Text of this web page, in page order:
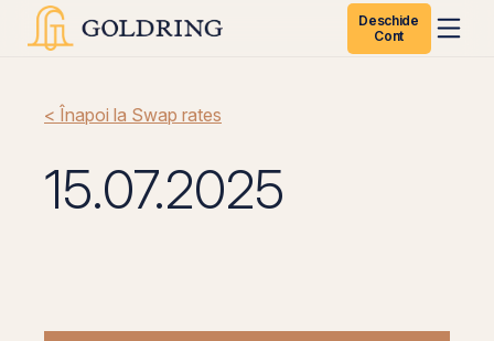
Deschide
Cont
< Înapoi la Swap rates
15.07.2025